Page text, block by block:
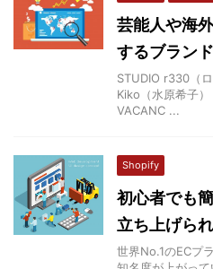
芸能人や海
するブラン
STUDIO r330（
Kiko（水原希子
VACANC ...
Shopify
初心者でも
立ち上げら
世界No.1のECプ